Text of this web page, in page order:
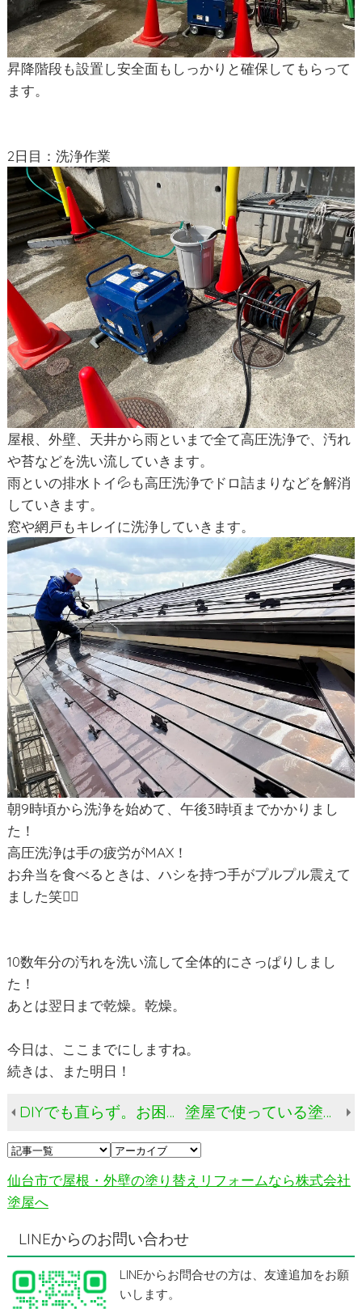
昇降階段も設置し安全面もしっかりと確保してもらって
ます。
2日目：洗浄作業
屋根、外壁、天井から雨といまで全て高圧洗浄で、汚れ
や苔などを洗い流していきます。
雨といの排水トイ💦も高圧洗浄でドロ詰まりなどを解消
していきます。
窓や網戸もキレイに洗浄していきます。
朝9時頃から洗浄を始めて、午後3時頃までかかりまし
た！
高圧洗浄は手の疲労がMAX！
お弁当を食べるときは、ハシを持つ手がプルプル震えて
ました笑😮‍💨
10数年分の汚れを洗い流して全体的にさっぱりしまし
た！
あとは翌日まで乾燥。乾燥。
今日は、ここまでにしますね。
続きは、また明日！
DIYでも直らず。お困りとのご相談をいただきました。 塗屋で使っている塗料のご紹介です。（同業者向け？）
仙台市で屋根・外壁の塗り替えリフォームなら株式会社
塗屋へ
LINEからのお問い合わせ
LINEからお問合せの方は、友達追加をお願
いします。